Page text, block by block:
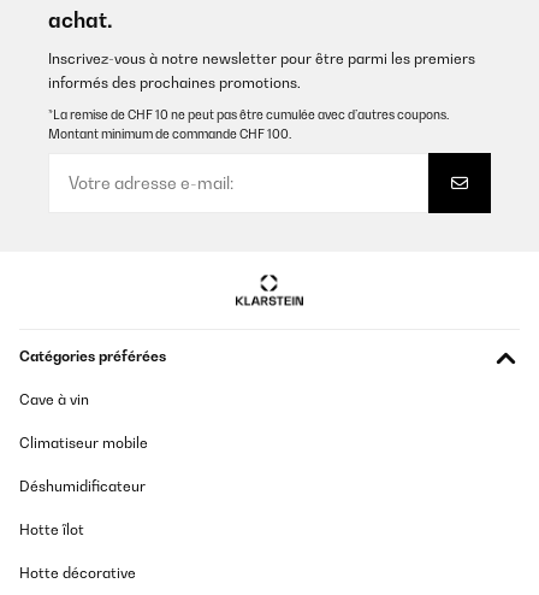
achat.
Inscrivez-vous à notre newsletter pour être parmi les premiers
informés des prochaines promotions.
*La remise de CHF 10 ne peut pas être cumulée avec d’autres coupons.
Montant minimum de commande CHF 100.
Catégories préférées
Cave à vin
Climatiseur mobile
Déshumidificateur
Hotte îlot
Hotte décorative